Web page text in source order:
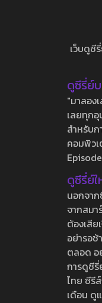
เว็บดูซี
ดูซีรี่ย์
"มาลอง
เลยทุก
สำหรับ
คอมพิว
ดูซีรี่ย์
นอกจา
จากสม
ต้องเสีย
อย่ารอช้
ตลอด อ
การดูซีรี่
ไทย ซีรี
เดือน ดู